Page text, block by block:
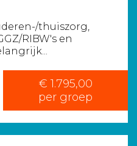
thuiszorg,
RIBW's en
€ 1.795,00
per groep